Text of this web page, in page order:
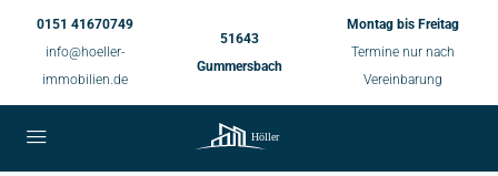
0151 41670749
info@hoeller-
immobilien.de
51643
Gummersbach
Montag bis Freitag
Termine nur nach
Vereinbarung